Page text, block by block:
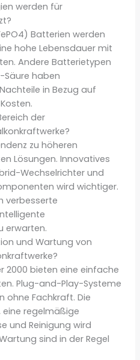
werden für
Batterien werden
hohe Lebensdauer mit
Andere Batterietypen
Säure haben
in Bezug auf
der
zu höheren
Lösungen. Innovatives
Wechselrichter und
wird wichtiger.
verbesserte
erwarten.
und Wartung von
2000 bieten eine einfache
Plug-and-Play-Systeme
ohne Fachkraft. Die
regelmäßige
und Reinigung wird
sind in der Regel